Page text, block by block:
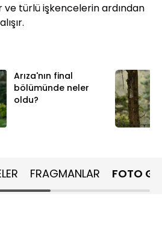
ve türlü işkencelerin ardından
Arıza'nın final
bölümünde neler
oldu?
FRAGMANLAR FOTO